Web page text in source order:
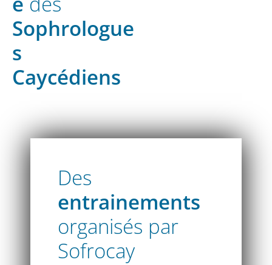
Sophrologue
s
Caycédiens
Des
entrainements
organisés par
Sofrocay